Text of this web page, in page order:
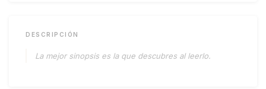
DESCRIPCIÓN
La mejor sinopsis es la que descubres al leerlo.